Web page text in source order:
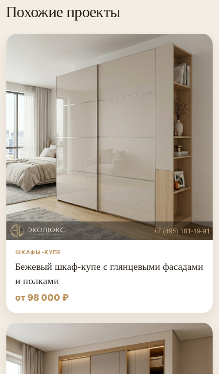
Похожие проекты
ШКАФЫ-КУПЕ
Бежевый шкаф-купе с глянцевыми фасадами
и полками
от 98 000 ₽